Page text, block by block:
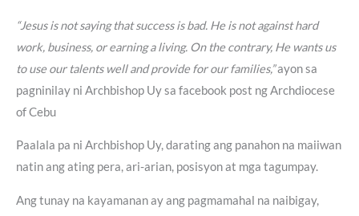
“Jesus is not saying that success is bad. He is not against hard
work, business, or earning a living. On the contrary, He wants us
to use our talents well and provide for our families,”ayon sa
pagninilay ni Archbishop Uy sa facebook post ng Archdiocese
of Cebu
Paalala pa ni Archbishop Uy, darating ang panahon na maiiwan
natin ang ating pera, ari-arian, posisyon at mga tagumpay.
Ang tunay na kayamanan ay ang pagmamahal na naibigay,